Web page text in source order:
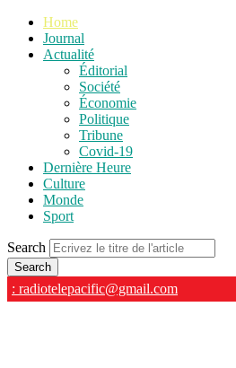
Home
Journal
Actualité
Éditorial
Société
Économie
Politique
Tribune
Covid-19
Dernière Heure
Culture
Monde
Sport
Search
: radiotelepacific@gmail.com